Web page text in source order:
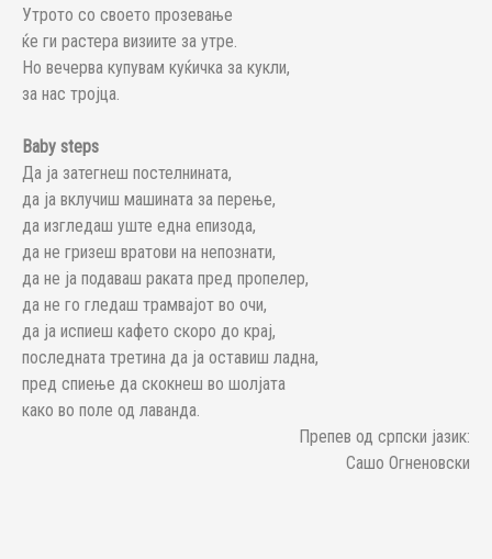
Утрото со своето прозевање
ќе ги растера визиите за утре.
Но вечерва купувам куќичка за кукли,
за нас тројца.
Baby steps
Да ја затегнеш постелнината,
да ја вклучиш машината за перење,
да изгледаш уште една епизода,
да не гризеш вратови на непознати,
да не ја подаваш раката пред пропелер,
да не го гледаш трамвајот во очи,
да ја испиеш кафето скоро до крај,
последната третина да ја оставиш ладна,
пред спиење да скокнеш во шолјата
како во поле од лаванда.
Препев од српски јазик:
Сашо Огненовски